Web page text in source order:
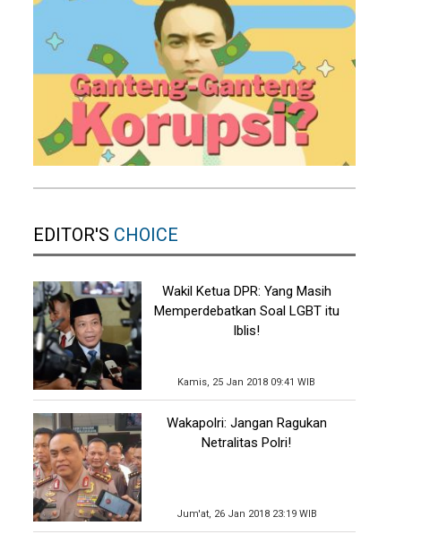
EDITOR'S CHOICE
Wakil Ketua DPR: Yang Masih
Memperdebatkan Soal LGBT itu
Iblis!
Kamis, 25 Jan 2018 09:41 WIB
Wakapolri: Jangan Ragukan
Netralitas Polri!
Jum'at, 26 Jan 2018 23:19 WIB